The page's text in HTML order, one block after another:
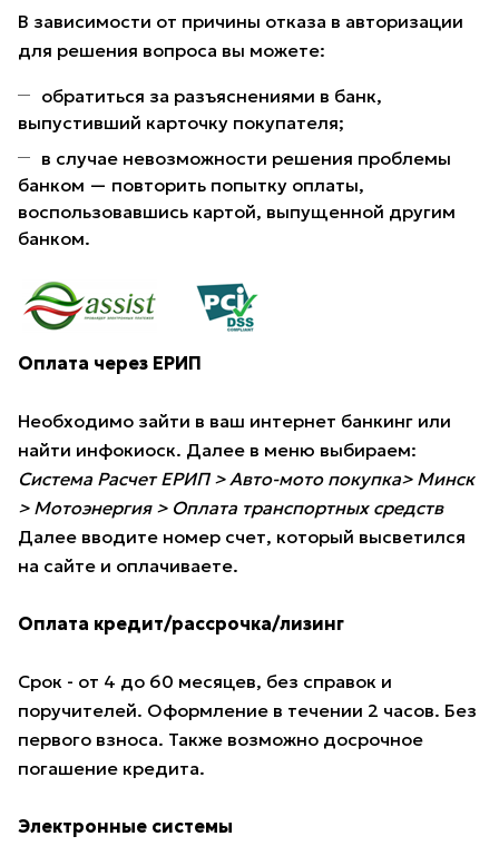
В зависимости от причины отказа в авторизации
для решения вопроса вы можете:
обратиться за разъяснениями в банк,
выпустивший карточку покупателя;
в случае невозможности решения проблемы
банком — повторить попытку оплаты,
воспользовавшись картой, выпущенной другим
банком.
Оплата через ЕРИП
Необходимо зайти в ваш интернет банкинг или
найти инфокиоск. Далее в меню выбираем:
Система Расчет ЕРИП > Авто-мото покупка> Минск
> Мотоэнергия > Оплата транспортных средств
Далее вводите номер счет, который высветился
на сайте и оплачиваете.
Оплата кредит/рассрочка/лизинг
Срок - от 4 до 60 месяцев, без справок и
поручителей. Оформление в течении 2 часов. Без
первого взноса. Также возможно досрочное
погашение кредита.
Электронные системы